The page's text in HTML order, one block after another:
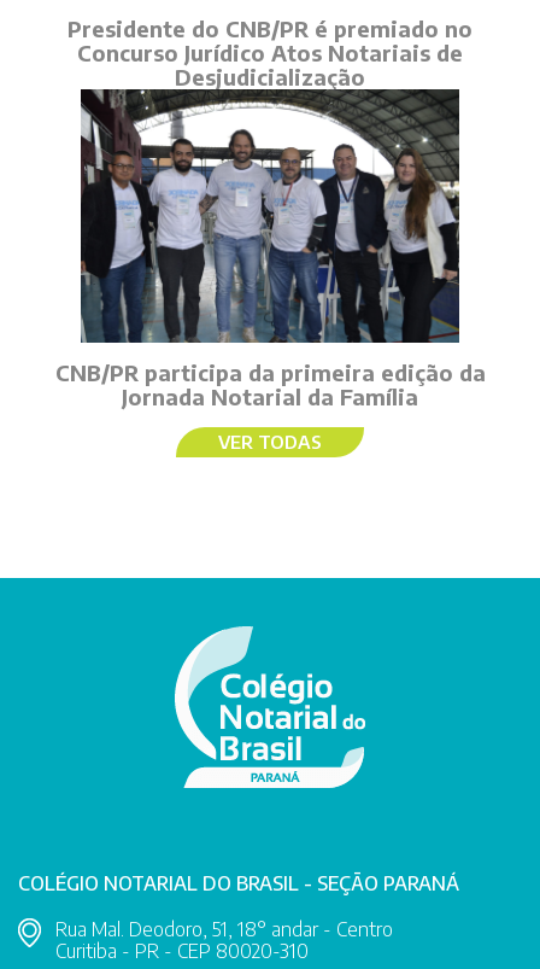
Presidente do CNB/PR é premiado no
Concurso Jurídico Atos Notariais de
Desjudicialização
CNB/PR participa da primeira edição da
Jornada Notarial da Família
VER TODAS
COLÉGIO NOTARIAL DO BRASIL - SEÇÃO PARANÁ
Rua Mal. Deodoro, 51, 18° andar - Centro
Curitiba - PR - CEP 80020-310